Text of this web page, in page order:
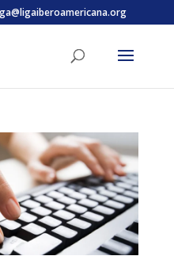
D'ESTIU
ESPLAI